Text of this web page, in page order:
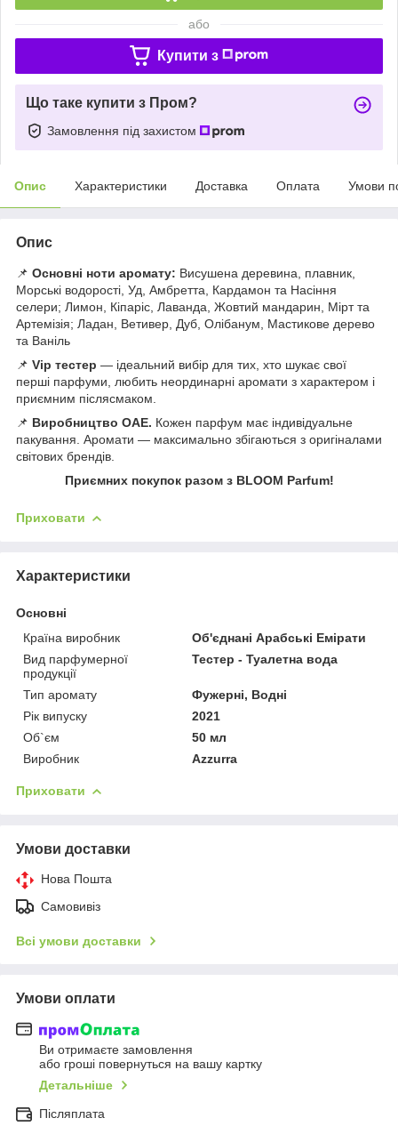
або
Купити з
Що таке купити з Пром?
Замовлення під захистом
Опис Характеристики Доставка Оплата Умови
Опис
📌 Основні ноти аромату: Висушена деревина, плавник,
Морські водорості, Уд, Амбретта, Кардамон та Насіння
селери; Лимон, Кіпаріс, Лаванда, Жовтий мандарин, Мірт та
Артемізія; Ладан, Ветивер, Дуб, Олібанум, Мастикове дерево
та Ваніль
📌 Vip тестер — ідеальний вибір для тих, хто шукає свої
перші парфуми, любить неординарні аромати з характером і
приємним післясмаком.
📌 Виробництво ОАЕ. Кожен парфум має індивідуальне
пакування. Аромати — максимально збігаються з оригіналами
світових брендів.
Приємних покупок разом з BLOOM Parfum!
Приховати
Характеристики
Основні
Країна виробник
Об'єднані Арабські Емірати
Вид парфумерної
продукції
Тестер - Туалетна вода
Тип аромату
Фужерні, Водні
Рік випуску
2021
Об`єм
50 мл
Виробник
Azzurra
Приховати
Умови доставки
Нова Пошта
Самовивіз
Всі умови доставки
Умови оплати
Ви отримаєте замовлення
або гроші повернуться на вашу картку
Детальніше
Післяплата